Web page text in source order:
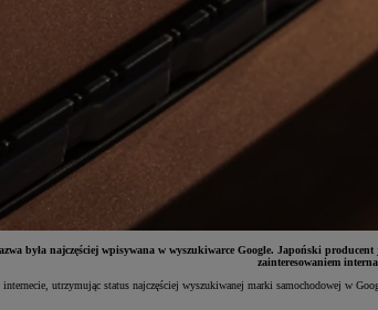
była najczęściej wpisywana w wyszukiwarce Google. Japoński
zainteresowaniem
utrzymując status najczęściej wyszukiwanej marki samochodowej w